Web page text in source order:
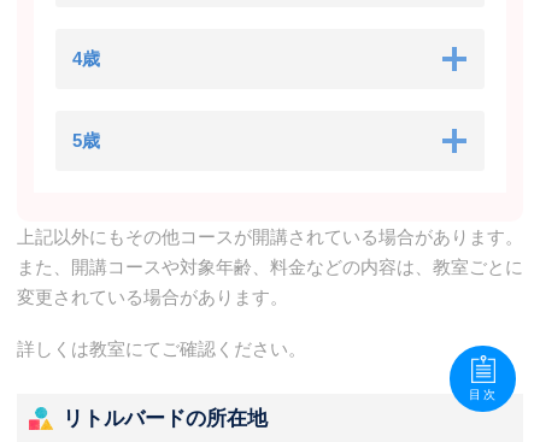
4歳
5歳
上記以外にもその他コースが開講されている場合があります。
また、開講コースや対象年齢、料金などの内容は、教室ごとに
変更されている場合があります。
詳しくは教室にてご確認ください。
リトルバードの所在地
目次